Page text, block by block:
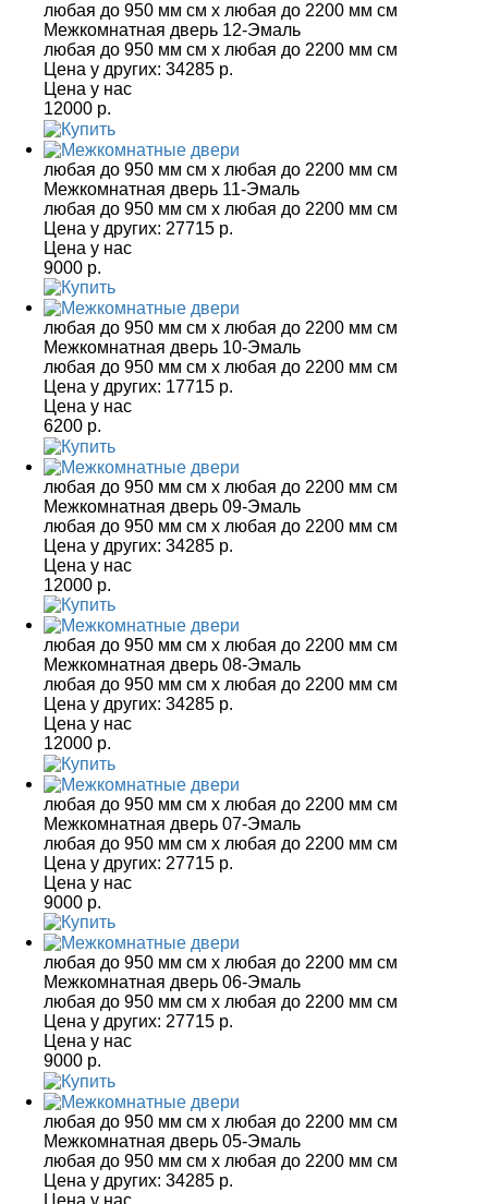
любая до 950 мм см x любая до 2200 мм см
Межкомнатная дверь 12-Эмаль
любая до 950 мм см x любая до 2200 мм см
Цена у других: 34285 р.
Цена у нас
12000 р.
любая до 950 мм см x любая до 2200 мм см
Межкомнатная дверь 11-Эмаль
любая до 950 мм см x любая до 2200 мм см
Цена у других: 27715 р.
Цена у нас
9000 р.
любая до 950 мм см x любая до 2200 мм см
Межкомнатная дверь 10-Эмаль
любая до 950 мм см x любая до 2200 мм см
Цена у других: 17715 р.
Цена у нас
6200 р.
любая до 950 мм см x любая до 2200 мм см
Межкомнатная дверь 09-Эмаль
любая до 950 мм см x любая до 2200 мм см
Цена у других: 34285 р.
Цена у нас
12000 р.
любая до 950 мм см x любая до 2200 мм см
Межкомнатная дверь 08-Эмаль
любая до 950 мм см x любая до 2200 мм см
Цена у других: 34285 р.
Цена у нас
12000 р.
любая до 950 мм см x любая до 2200 мм см
Межкомнатная дверь 07-Эмаль
любая до 950 мм см x любая до 2200 мм см
Цена у других: 27715 р.
Цена у нас
9000 р.
любая до 950 мм см x любая до 2200 мм см
Межкомнатная дверь 06-Эмаль
любая до 950 мм см x любая до 2200 мм см
Цена у других: 27715 р.
Цена у нас
9000 р.
любая до 950 мм см x любая до 2200 мм см
Межкомнатная дверь 05-Эмаль
любая до 950 мм см x любая до 2200 мм см
Цена у других: 34285 р.
Цена у нас